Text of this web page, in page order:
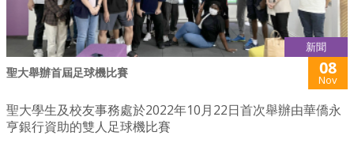
新聞
聖大舉辦首屆足球機比賽 08
Nov
聖大學生及校友事務處於2022年10月22日首次舉辦由華僑永
亨銀行資助的雙人足球機比賽